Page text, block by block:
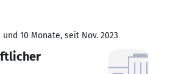
und 10 Monate, seit Nov. 2023